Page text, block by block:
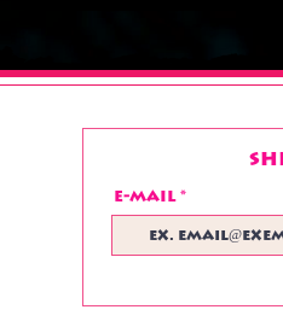
Très bel été à
et à tous !
E-mail